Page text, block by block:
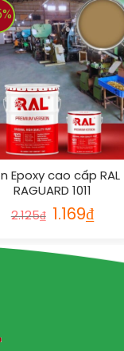
Epoxy cao cấp RAL
RAGUARD 1011
2.125₫ 1.169₫